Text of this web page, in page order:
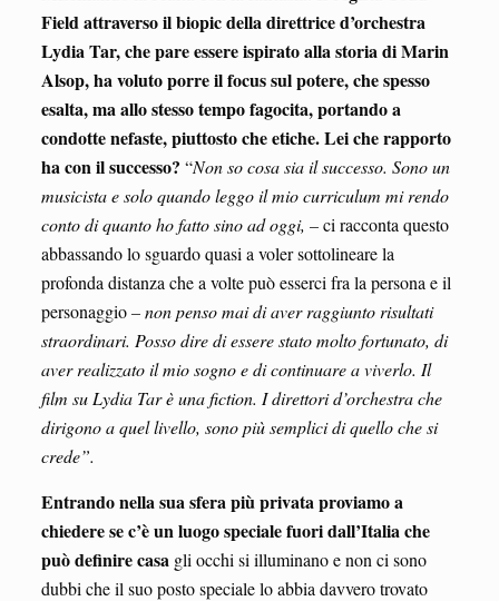
Field attraverso il biopic della direttrice d’orchestra
Lydia Tar, che pare essere ispirato alla storia di Marin
Alsop, ha voluto porre il focus sul potere, che spesso
esalta, ma allo stesso tempo fagocita, portando a
condotte nefaste, piuttosto che etiche. Lei che rapporto
ha con il successo? “Non so cosa sia il successo. Sono un
musicista e solo quando leggo il mio curriculum mi rendo
conto di quanto ho fatto sino ad oggi, –ci racconta questo
abbassando lo sguardo quasi a voler sottolineare la
profonda distanza che a volte può esserci fra la persona e il
personaggio– non penso mai di aver raggiunto risultati
straordinari. Posso dire di essere stato molto fortunato, di
aver realizzato il mio sogno e di continuare a viverlo. Il
film su Lydia Tar è una fiction. I direttori d’orchestra che
dirigono a quel livello, sono più semplici di quello che si
crede”.
Entrando nella sua sfera più privata proviamo a
chiedere se c’è un luogo speciale fuoridall’Italia che
può definire casa gli occhi si illuminano e non ci sono
dubbi che il suo posto speciale lo abbia davvero trovato